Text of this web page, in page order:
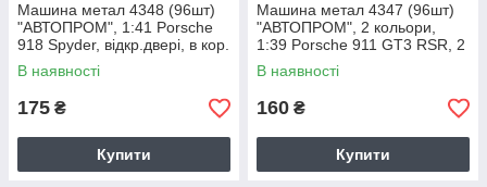
Машина метал 4348 (96шт)
"АВТОПРОМ", 1:41 Porsche
918 Spyder, відкр.двері, в кор.
14,5 * 6,5 * 7см
В наявності
175 ₴
Купити
Машина метал 4347 (96шт)
"АВТОПРОМ", 2 кольори,
1:39 Porsche 911 GT3 RSR, 2
кольори, відкр.двері, в кор. 14
В наявності
160 ₴
Купити